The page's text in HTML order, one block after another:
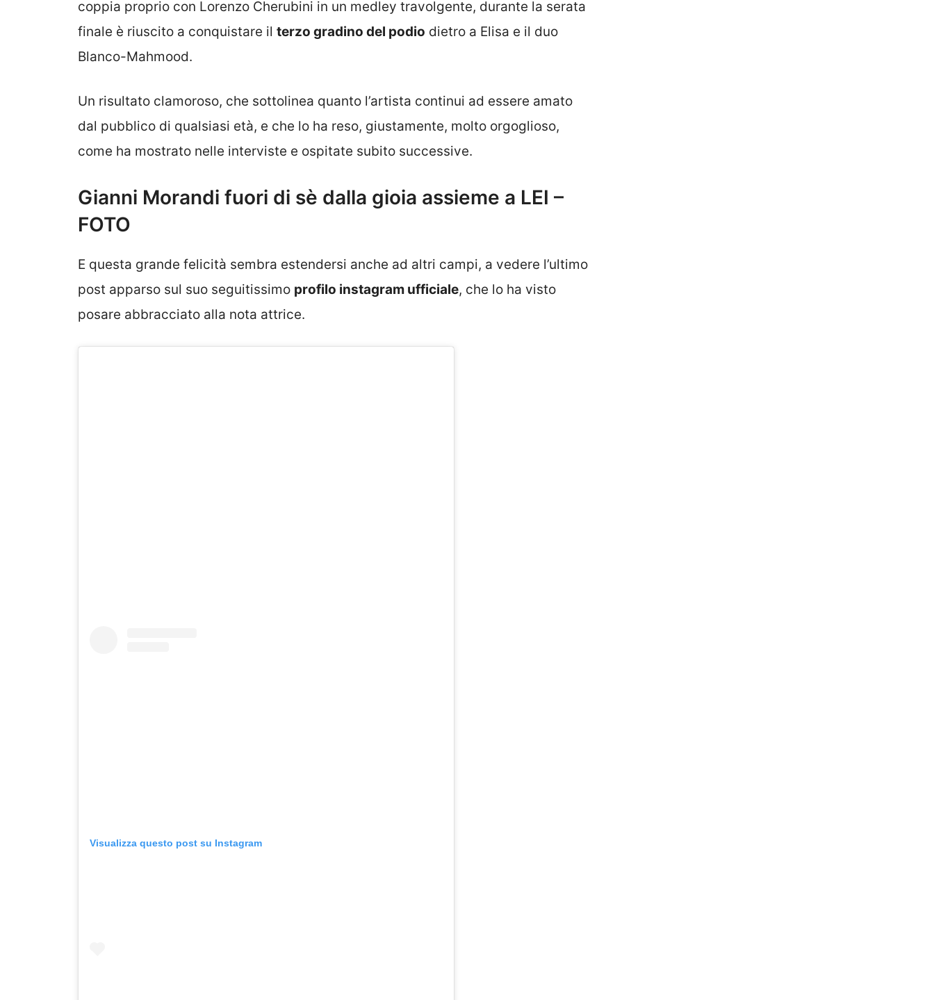
coppia proprio con Lorenzo Cherubini in un medley travolgente, durante la serata
finale è riuscito a conquistare il terzo gradino del podio dietro a Elisa e il duo
Blanco-Mahmood.
Un risultato clamoroso, che sottolinea quanto l’artista continui ad essere amato
dal pubblico di qualsiasi età, e che lo ha reso, giustamente, molto orgoglioso,
come ha mostrato nelle interviste e ospitate subito successive.
Gianni Morandi fuori di sè dalla gioia assieme a LEI –
FOTO
E questa grande felicità sembra estendersi anche ad altri campi, a vedere l’ultimo
post apparso sul suo seguitissimo profilo instagram ufficiale, che lo ha visto
posare abbracciato alla nota attrice.
Visualizza questo post su Instagram